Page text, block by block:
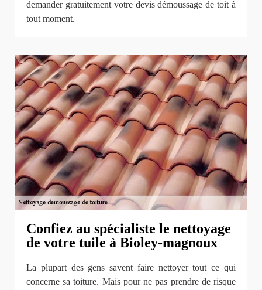
demander gratuitement votre devis démoussage de toit à
tout moment.
Confiez au spécialiste le nettoyage
de votre tuile à Bioley-magnoux
La plupart des gens savent faire nettoyer tout ce qui
concerne sa toiture. Mais pour ne pas prendre de risque